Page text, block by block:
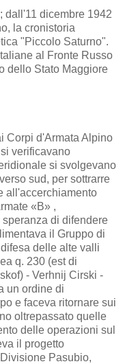
dall'11 dicembre 1942
la cronistoria
"Piccolo Saturno".
al Fronte Russo
dello Stato Maggiore
Corpi d'Armata Alpino
verificavano
si svolgevano
sud, per sottrarre
all'accerchiamento
«B» ,
di difendere
il Gruppo di
delle alte valli
q. 230 (est di
- Verhnij Cirski -
un ordine di
e faceva ritornare sui
oltrepassato quelle
delle operazioni sul
il progetto
Pasubio,